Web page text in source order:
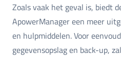
Zoals vaak het geval is, biedt
ApowerManager een meer
en hulpmiddelen. Voor
gegevensopslag en back-up,